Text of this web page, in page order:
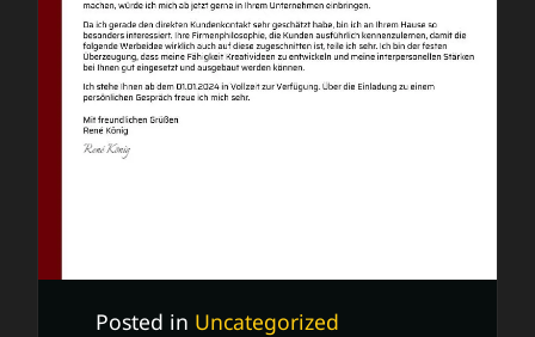
Posted in Uncategorized